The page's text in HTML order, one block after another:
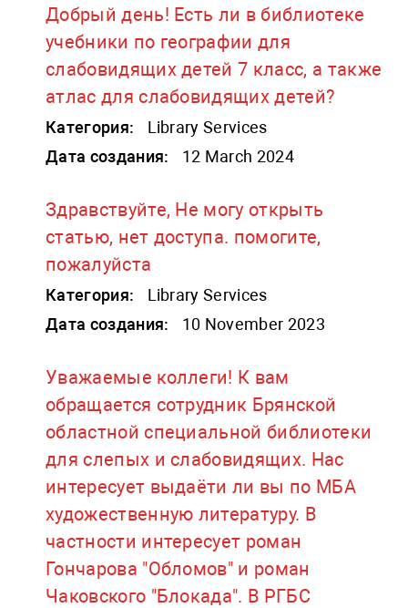
Добрый день! Есть ли в библиотеке
учебники по географии для
слабовидящих детей 7 класс, а также
атлас для слабовидящих детей?
Категория:
Library Services
Дата создания:
12 March 2024
Здравствуйте, Не могу открыть
статью, нет доступа. помогите,
пожалуйста
Категория:
Library Services
Дата создания:
10 November 2023
Уважаемые коллеги! К вам
обращается сотрудник Брянской
областной специальной библиотеки
для слепых и слабовидящих. Нас
интересует выдаёти ли вы по МБА
художественную литературу. В
частности интересует роман
Гончарова "Обломов" и роман
Чаковского "Блокада". В РГБС